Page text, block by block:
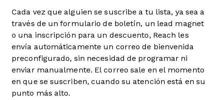
Cada vez que alguien se suscribe a tu lista, ya sea a
través de un formulario de boletín, un lead magnet
o una inscripción para un descuento, Reach les
envía automáticamente un correo de bienvenida
preconfigurado, sin necesidad de programar ni
enviar manualmente. El correo sale en el momento
en que se suscriben, cuando su atención está en su
punto más alto.